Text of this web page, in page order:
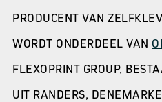
PRODUCENT VAN
WORDT ONDERDEEL VAN
FLEXOPRINT GROUP,
UIT RANDERS,